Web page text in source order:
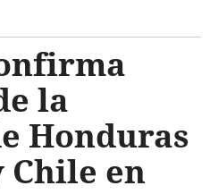
la
Honduras
Chile en